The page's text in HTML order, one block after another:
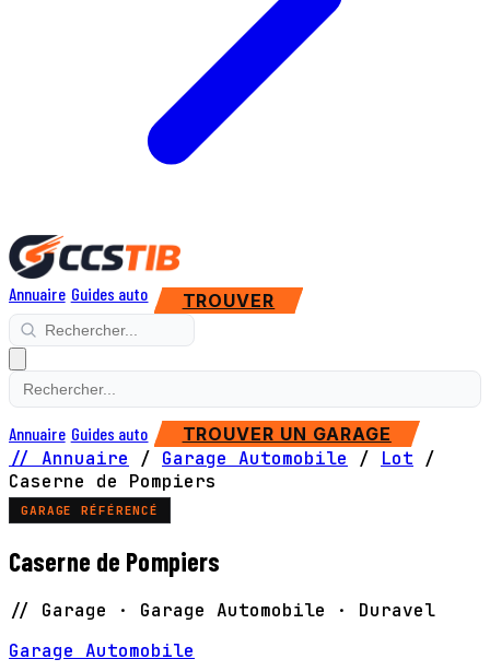
Annuaire Guides auto TROUVER
Annuaire Guides auto TROUVER UN GARAGE
// Annuaire / Garage Automobile / Lot
/
Caserne de Pompiers
GARAGE RÉFÉRENCÉ
Caserne de Pompiers
// Garage · Garage Automobile · Duravel
Garage Automobile